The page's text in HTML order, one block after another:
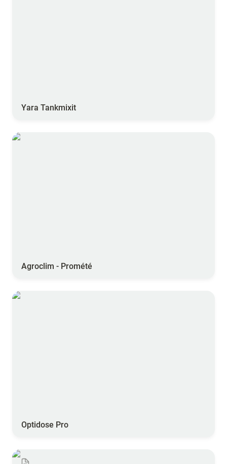
Yara Tankmixit
Agroclim - Promété
Agroclim - Promété
Optidose Pro
Optidose Pro
Optidose